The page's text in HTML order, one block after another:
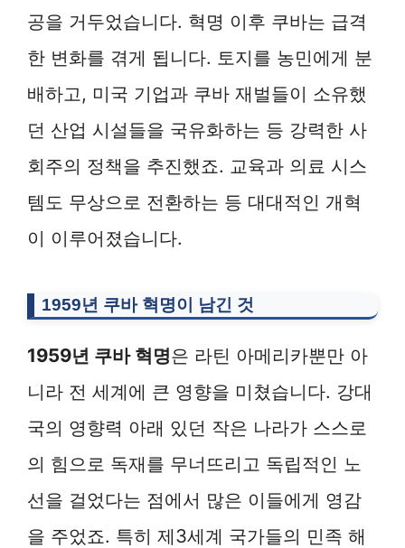
공을 거두었습니다. 혁명 이후 쿠바는 급격
한 변화를 겪게 됩니다. 토지를 농민에게 분
배하고, 미국 기업과 쿠바 재벌들이 소유했
던 산업 시설들을 국유화하는 등 강력한 사
회주의 정책을 추진했죠. 교육과 의료 시스
템도 무상으로 전환하는 등 대대적인 개혁
이 이루어졌습니다.
1959년 쿠바 혁명이 남긴 것
1959년 쿠바 혁명은 라틴 아메리카뿐만 아
니라 전 세계에 큰 영향을 미쳤습니다. 강대
국의 영향력 아래 있던 작은 나라가 스스로
의 힘으로 독재를 무너뜨리고 독립적인 노
선을 걸었다는 점에서 많은 이들에게 영감
을 주었죠. 특히 제3세계 국가들의 민족 해